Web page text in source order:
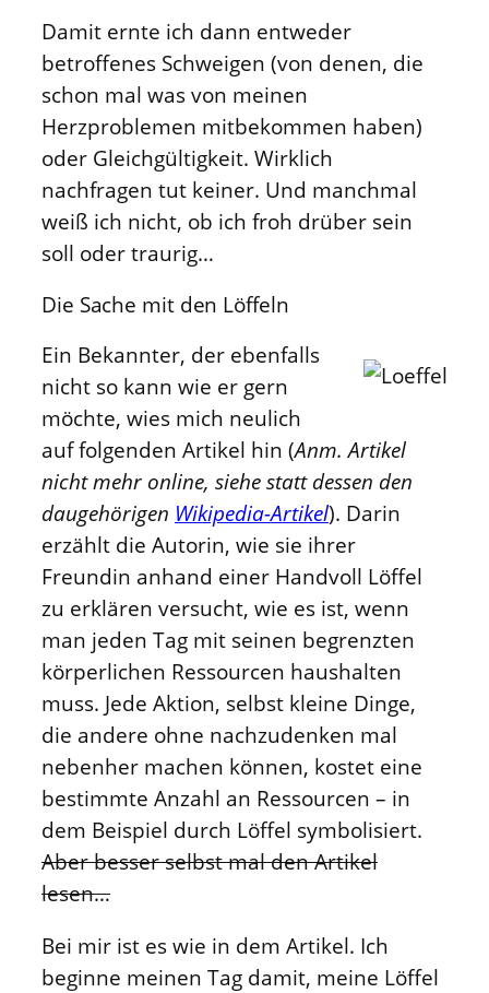
Damit ernte ich dann entweder
betroffenes Schweigen (von denen, die
schon mal was von meinen
Herzproblemen mitbekommen haben)
oder Gleichgültigkeit. Wirklich
nachfragen tut keiner. Und manchmal
weiß ich nicht, ob ich froh drüber sein
soll oder traurig…
Die Sache mit den Löffeln
Ein Bekannter, der ebenfalls
nicht so kann wie er gern
möchte, wies mich neulich
auf folgenden Artikel hin (Anm. Artikel
nicht mehr online, siehe statt dessen den
daugehörigen Wikipedia-Artikel). Darin
erzählt die Autorin, wie sie ihrer
Freundin anhand einer Handvoll Löffel
zu erklären versucht, wie es ist, wenn
man jeden Tag mit seinen begrenzten
körperlichen Ressourcen haushalten
muss. Jede Aktion, selbst kleine Dinge,
die andere ohne nachzudenken mal
nebenher machen können, kostet eine
bestimmte Anzahl an Ressourcen – in
dem Beispiel durch Löffel symbolisiert.
Aber besser selbst mal den Artikel
lesen…
Bei mir ist es wie in dem Artikel. Ich
beginne meinen Tag damit, meine Löffel